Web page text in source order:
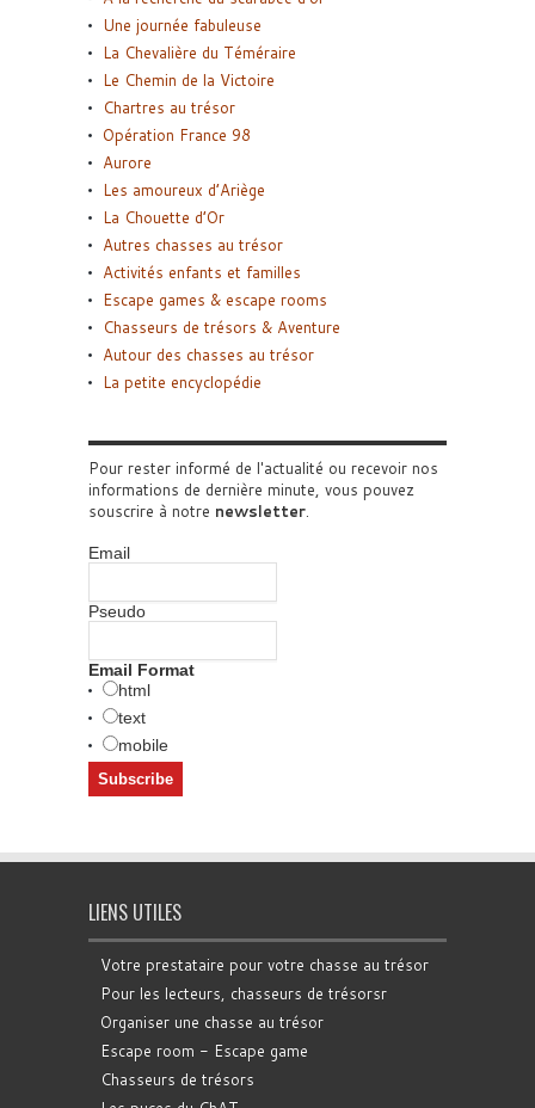
Une journée fabuleuse
La Chevalière du Téméraire
Le Chemin de la Victoire
Chartres au trésor
Opération France 98
Aurore
Les amoureux d’Ariège
La Chouette d’Or
Autres chasses au trésor
Activités enfants et familles
Escape games & escape rooms
Chasseurs de trésors & Aventure
Autour des chasses au trésor
La petite encyclopédie
Pour rester informé de l'actualité ou recevoir nos
informations de dernière minute, vous pouvez
souscrire à notre newsletter.
Email
Pseudo
Email Format
html
text
mobile
LIENS UTILES
Votre prestataire pour votre chasse au trésor
Pour les lecteurs, chasseurs de trésorsr
Organiser une chasse au trésor
Escape room - Escape game
Chasseurs de trésors